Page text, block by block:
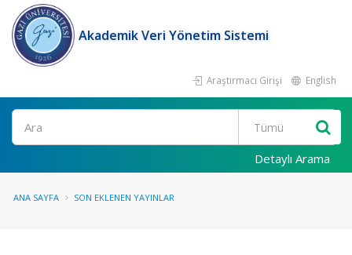
Akademik Veri Yönetim Sistemi
Araştırmacı Girişi English
Ara
Detaylı Arama
ANA SAYFA SON EKLENEN YAYINLAR